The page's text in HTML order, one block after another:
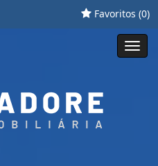
Favoritos (0)